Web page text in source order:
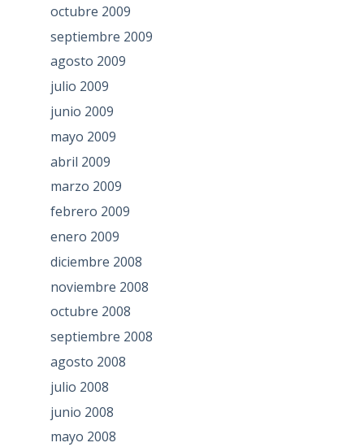
octubre 2009
septiembre 2009
agosto 2009
julio 2009
junio 2009
mayo 2009
abril 2009
marzo 2009
febrero 2009
enero 2009
diciembre 2008
noviembre 2008
octubre 2008
septiembre 2008
agosto 2008
julio 2008
junio 2008
mayo 2008